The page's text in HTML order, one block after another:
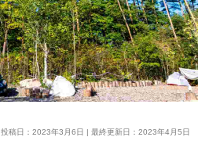
投稿日：2023年3月6日 | 最終更新日：2023年4月5日